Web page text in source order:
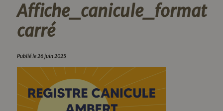
Affiche_canicule_format
carré
Publié le 26 juin 2025